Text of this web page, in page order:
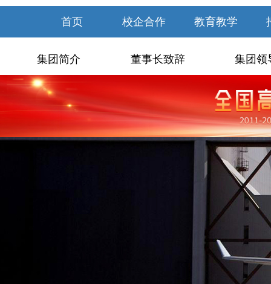
首页 校企合作 教育教学
集团简介 董事长致辞 集团领